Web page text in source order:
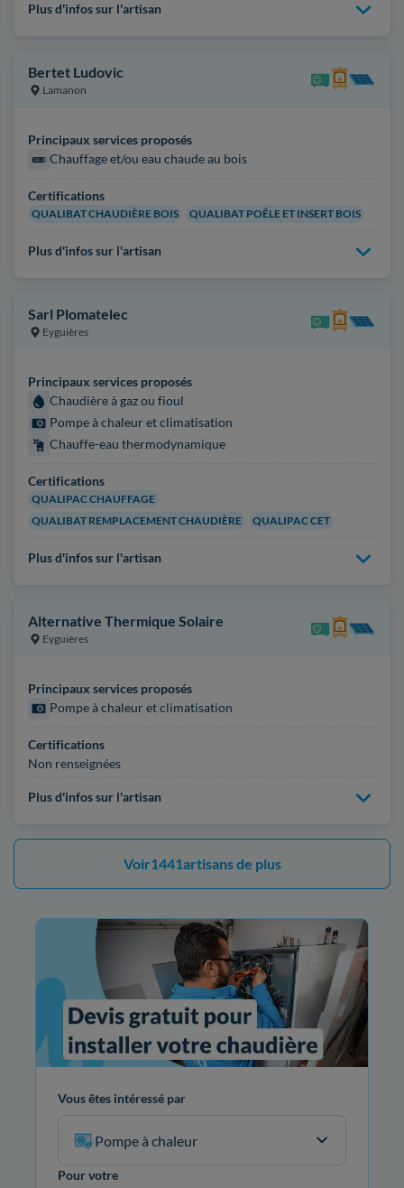
Plus d'infos sur l'artisan
Bertet Ludovic
Lamanon
Principaux services proposés
Chauffage et/ou eau chaude au bois
Certifications
QUALIBAT CHAUDIÈRE BOIS QUALIBAT POÊLE ET INSERT BOIS
Plus d'infos sur l'artisan
Sarl Plomatelec
Eyguières
Principaux services proposés
Chaudière à gaz ou fioul
Pompe à chaleur et climatisation
Chauffe-eau thermodynamique
Certifications
QUALIPAC CHAUFFAGE
QUALIBAT REMPLACEMENT CHAUDIÈRE
QUALIPAC CET
Plus d'infos sur l'artisan
Alternative Thermique Solaire
Eyguières
Principaux services proposés
Pompe à chaleur et climatisation
Certifications
Non renseignées
Plus d'infos sur l'artisan
Voir1441artisans de plus
Vous êtes intéressé par
Pompe à chaleur
Pour votre